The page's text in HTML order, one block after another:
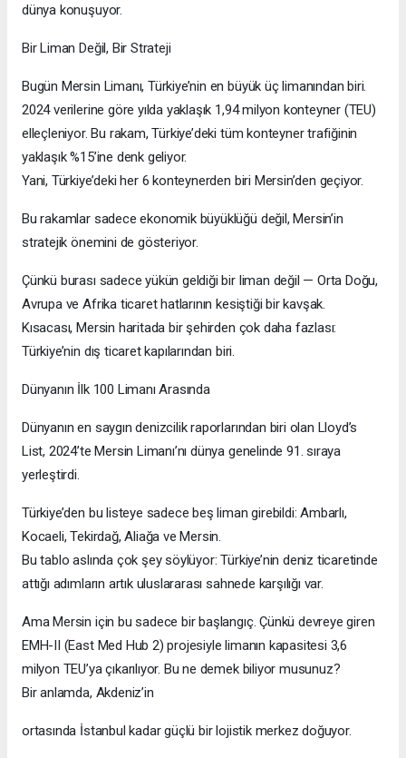
dünya konuşuyor.
Bir Liman Değil, Bir Strateji
Bugün Mersin Limanı, Türkiye’nin en büyük üç limanından biri.
2024 verilerine göre yılda yaklaşık 1,94 milyon konteyner (TEU)
elleçleniyor. Bu rakam, Türkiye’deki tüm konteyner trafiğinin
yaklaşık %15’ine denk geliyor.
Yani, Türkiye’deki her 6 konteynerden biri Mersin’den geçiyor.
Bu rakamlar sadece ekonomik büyüklüğü değil, Mersin’in
stratejik önemini de gösteriyor.
Çünkü burası sadece yükün geldiği bir liman değil — Orta Doğu,
Avrupa ve Afrika ticaret hatlarının kesiştiği bir kavşak.
Kısacası, Mersin haritada bir şehirden çok daha fazlası:
Türkiye’nin dış ticaret kapılarından biri.
Dünyanın İlk 100 Limanı Arasında
Dünyanın en saygın denizcilik raporlarından biri olan Lloyd’s
List, 2024’te Mersin Limanı’nı dünya genelinde 91. sıraya
yerleştirdi.
Türkiye’den bu listeye sadece beş liman girebildi: Ambarlı,
Kocaeli, Tekirdağ, Aliağa ve Mersin.
Bu tablo aslında çok şey söylüyor: Türkiye’nin deniz ticaretinde
attığı adımların artık uluslararası sahnede karşılığı var.
Ama Mersin için bu sadece bir başlangıç. Çünkü devreye giren
EMH-II (East Med Hub 2) projesiyle limanın kapasitesi 3,6
milyon TEU’ya çıkarılıyor. Bu ne demek biliyor musunuz?
Bir anlamda, Akdeniz’in
ortasında İstanbul kadar güçlü bir lojistik merkez doğuyor.